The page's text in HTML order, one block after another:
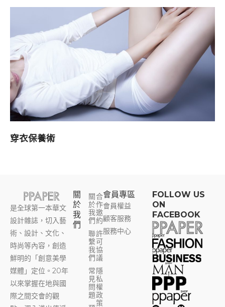
穿衣保養術
是全球第一本華文
設計雜誌，切入藝
術、設計、文化、
時尚等內容，創造
鮮明的「創意美學
媒體」定位。20年
以來掌握在地與國
際之間交會的觀
關
於
我
們
關
於
我
們
聯
繫
我
們
常
見
問
題
合
作
邀
約
許
可
協
議
隱
私
權
政
策
會員專區​
會員權益
顧客服務
服務中心
FOLLOW US
ON
FACEBOOK